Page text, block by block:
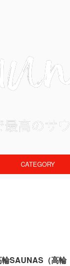
CATEGORY
輪SAUNAS（高輪